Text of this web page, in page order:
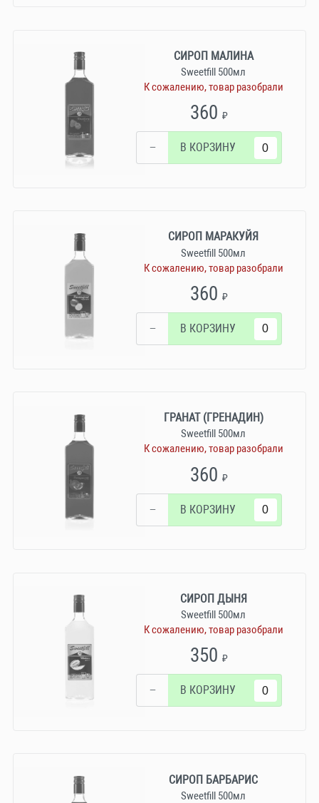
СИРОП МАЛИНА
Sweetfill 500мл
К сожалению, товар разобрали
360₽
− В КОРЗИНУ
СИРОП МАРАКУЙЯ
Sweetfill 500мл
К сожалению, товар разобрали
360₽
− В КОРЗИНУ
ГРАНАТ (ГРЕНАДИН)
Sweetfill 500мл
К сожалению, товар разобрали
360₽
− В КОРЗИНУ
СИРОП ДЫНЯ
Sweetfill 500мл
К сожалению, товар разобрали
350₽
− В КОРЗИНУ
СИРОП БАРБАРИС
Sweetfill 500мл